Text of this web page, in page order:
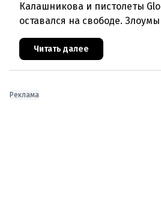
Калашникова и пистолеты
оставался на свободе.
используют незаконный
террористических планах.
Читать далее
Реклама